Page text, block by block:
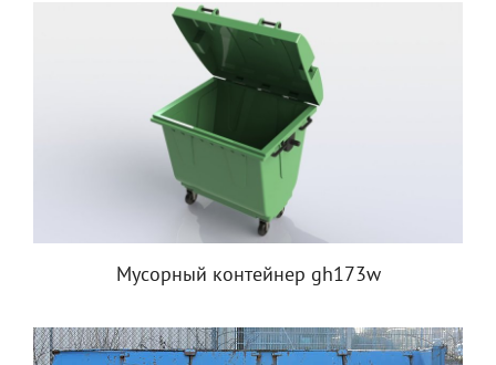
Мусорный контейнер gh173w